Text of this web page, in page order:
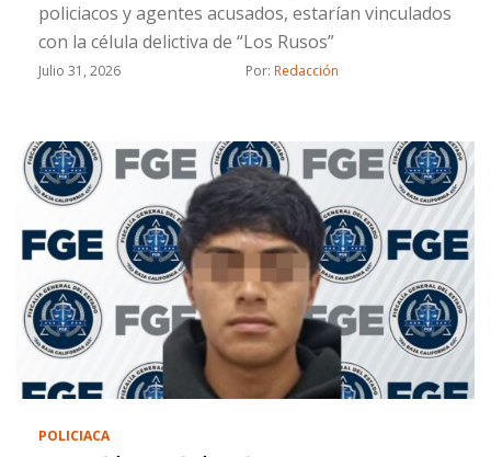
policiacos y agentes acusados, estarían vinculados
con la célula delictiva de “Los Rusos”
Julio 31, 2026 Por: Redacción
POLICIACA